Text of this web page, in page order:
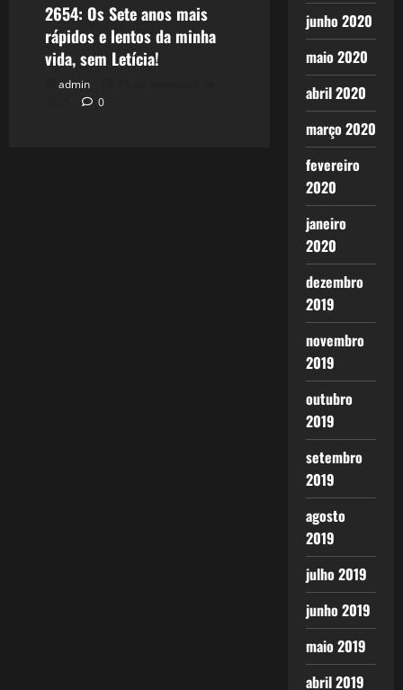
2654: Os Sete anos mais
rápidos e lentos da minha
vida, sem Letícia!
admin
0
junho 2020
maio 2020
abril 2020
março 2020
fevereiro
2020
janeiro
2020
dezembro
2019
novembro
2019
outubro
2019
setembro
2019
agosto
2019
julho 2019
junho 2019
maio 2019
abril 2019